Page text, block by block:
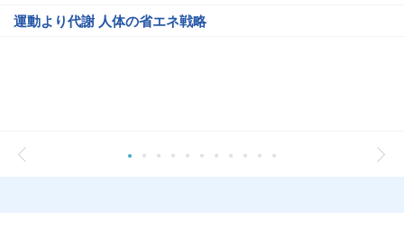
運動より代謝 人体の省エネ戦略